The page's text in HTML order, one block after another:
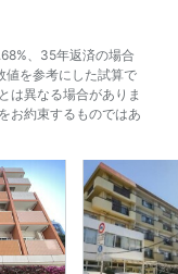
５０％、月次保証
有）
、35年返済の場合
値を参考にした試算で
は異なる場合がありま
お約束するものではあ